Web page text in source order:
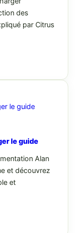
des
par Citrus
le guide
Alan
et découvrez
et